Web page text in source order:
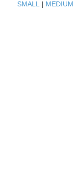
SMALL | MEDIUM